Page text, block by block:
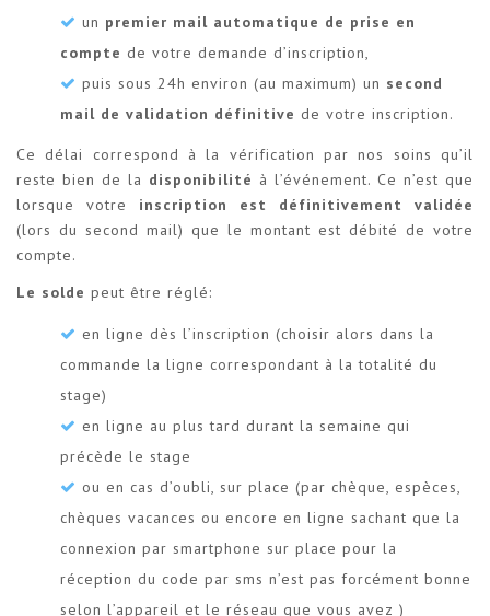
un premier mail automatique de prise en
compte de votre demande d’inscription,
puis sous 24h environ (au maximum) un second
mail de validation définitive de votre inscription.
Ce délai correspond à la vérification par nos soins qu’il
reste bien de la disponibilité à l’événement. Ce n’est que
lorsque votre inscription est définitivement validée
(lors du second mail) que le montant est débité de votre
compte.
Le solde peut être réglé:
en ligne dès l’inscription (choisir alors dans la
commande la ligne correspondant à la totalité du
stage)
en ligne au plus tard durant la semaine qui
précède le stage
ou en cas d’oubli, sur place (par chèque, espèces,
chèques vacances ou encore en ligne sachant que la
connexion par smartphone sur place pour la
réception du code par sms n’est pas forcément bonne
selon l’appareil et le réseau que vous avez )